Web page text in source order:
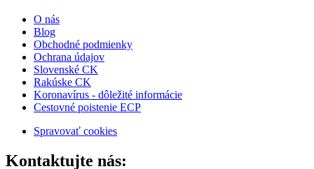
O nás
Blog
Obchodné podmienky
Ochrana údajov
Slovenské CK
Rakúske CK
Koronavírus - dôležité informácie
Cestovné poistenie ECP
Spravovať cookies
Kontaktujte nás: